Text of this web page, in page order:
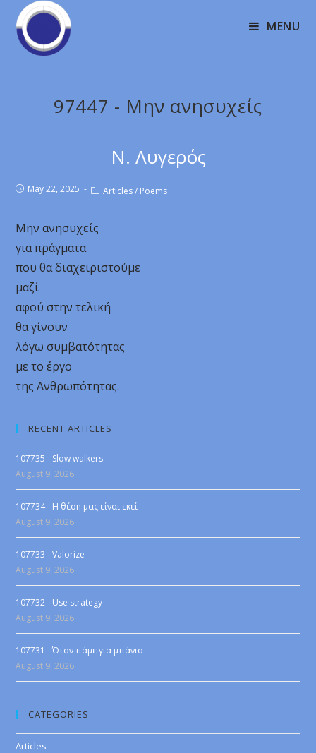
MENU
97447 - Μην ανησυχείς
Ν. Λυγερός
May 22, 2025 Articles / Poems
Μην ανησυχείς
για πράγματα
που θα διαχειριστούμε
μαζί
αφού στην τελική
θα γίνουν
λόγω συμβατότητας
με το έργο
της Ανθρωπότητας.
RECENT ARTICLES
107735 - Slow walkers
August 9, 2026
107734 - Η θέση μας είναι εκεί
August 9, 2026
107733 - Valorize
August 9, 2026
107732 - Use strategy
August 9, 2026
107731 - Όταν πάμε για μπάνιο
August 9, 2026
CATEGORIES
Articles